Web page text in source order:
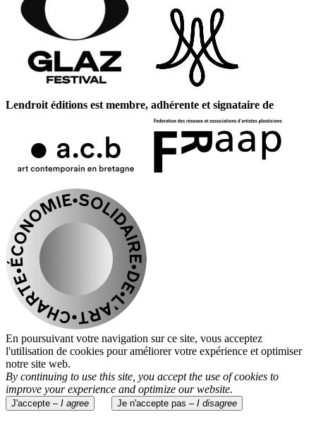
Lendroit éditions est membre, adhérente et signataire de
En poursuivant votre navigation sur ce site, vous acceptez
l'utilisation de cookies pour améliorer votre expérience et optimiser
notre site web.
By continuing to use this site, you accept the use of cookies to
improve your experience and optimize our website.
J'accepte – I agree Je n'accepte pas – I disagree